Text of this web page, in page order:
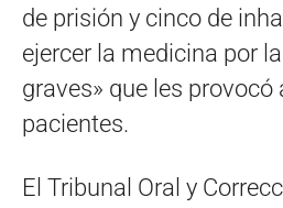
de prisión y cinco de
ejercer la medicina por
graves» que les provocó
pacientes.
El Tribunal Oral y